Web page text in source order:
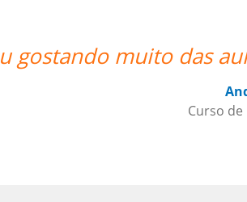
feito antes via online!!””